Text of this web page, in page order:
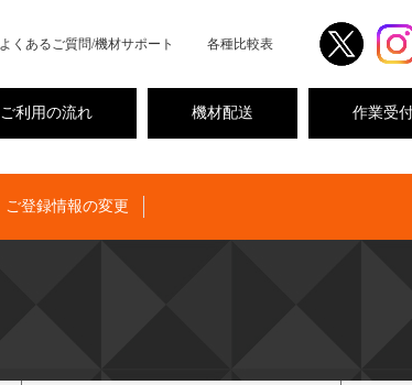
よくあるご質問/機材サポート 各種比較表
作業受
機材配送
ご利用の流れ
ご登録情報の変更